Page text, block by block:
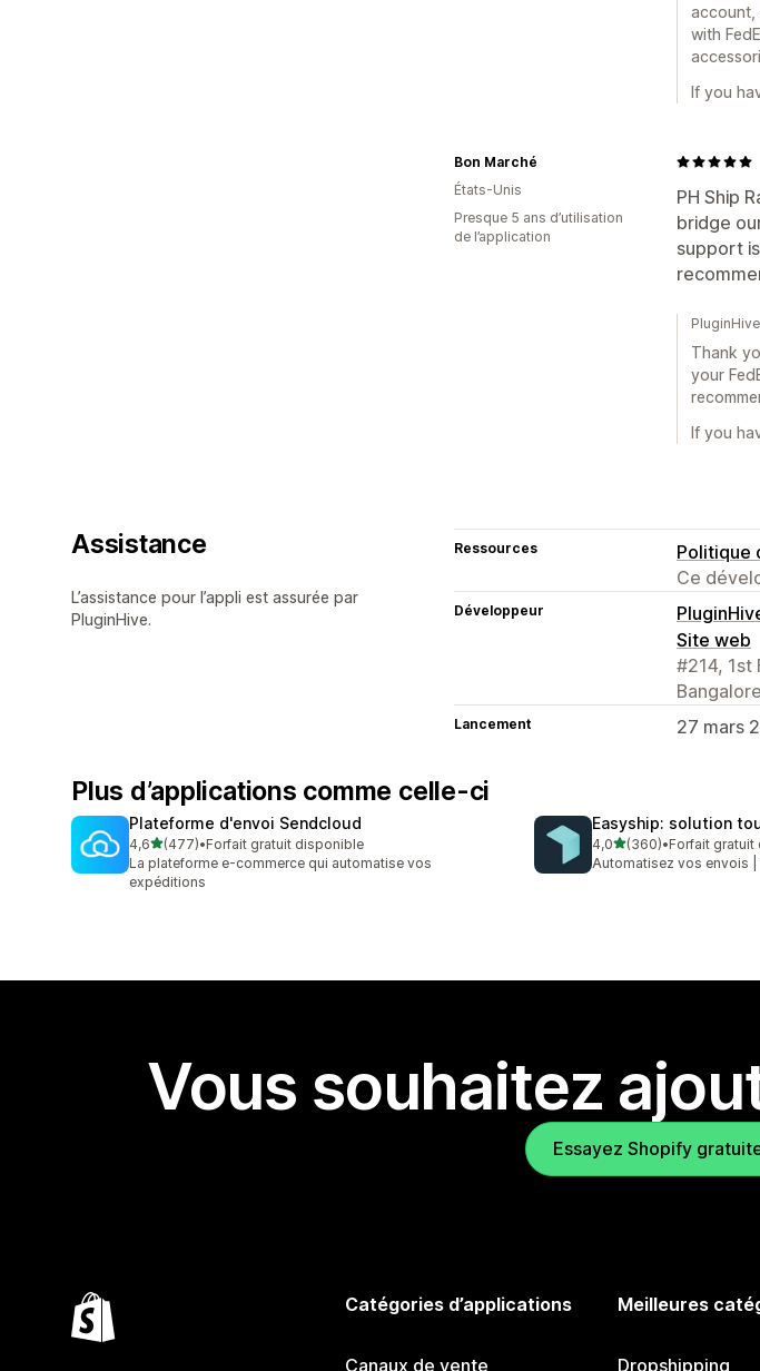
account,
with
If you
PH Ship
bridge
support
Bon Marché
États-Unis
Presque 5 ans d’utilisation
de l’application
Thank
your
If you
Assistance
L’assistance pour l’appli est assurée par
PluginHive.
Ressources
Politique
Ce
Développeur
Site web
#214, 1st
Lancement 27 mars
Plus d’applications comme celle-ci
Plateforme d'envoi Sendcloud
4,6étoile(s) sur 5
(477)
477 avis au total
•Forfait gratuit disponible
La plateforme e-commerce qui automatise vos
expéditions
Easyship: solution
4,0étoile(s) sur 5
(360)
360 avis au total
•Forfait gratuit
Automatisez vos envois
Vous souhaitez
Essayez Shopify
Catégories d’applications
Canaux de vente
Meilleures
Dropshipping